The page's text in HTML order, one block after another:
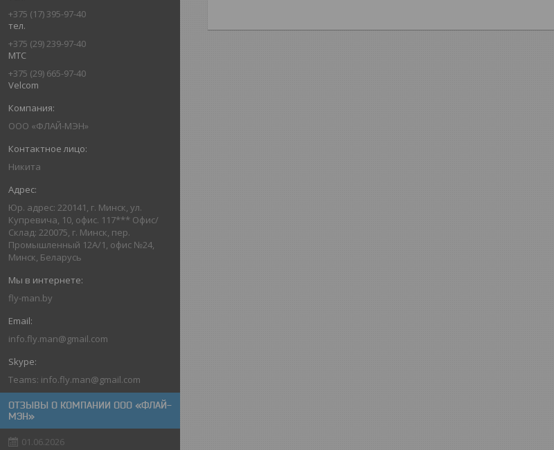
+375 (17) 395-97-40
тел.
+375 (29) 239-97-40
МТС
+375 (29) 665-97-40
Velcom
ООО «ФЛАЙ-МЭН»
Никита
Юр. адрес: 220141, г. Минск, ул.
Купревича, 10, офис. 117*** Офис/
Склад: 220075, г. Минск, пер.
Промышленный 12А/1, офис №24,
Минск, Беларусь
fly-man.by
info.fly.man@gmail.com
Teams: info.fly.man@gmail.com
ОТЗЫВЫ О КОМПАНИИ ООО «ФЛАЙ-
МЭН»
01.06.2026